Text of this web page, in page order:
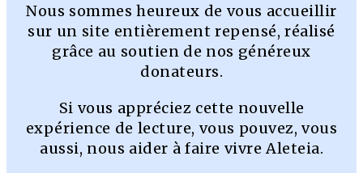
Nous sommes heureux de vous accueillir
sur un site entièrement repensé, réalisé
grâce au soutien de nos généreux
donateurs.
Si vous appréciez cette nouvelle
expérience de lecture, vous pouvez, vous
aussi, nous aider à faire vivre Aleteia.